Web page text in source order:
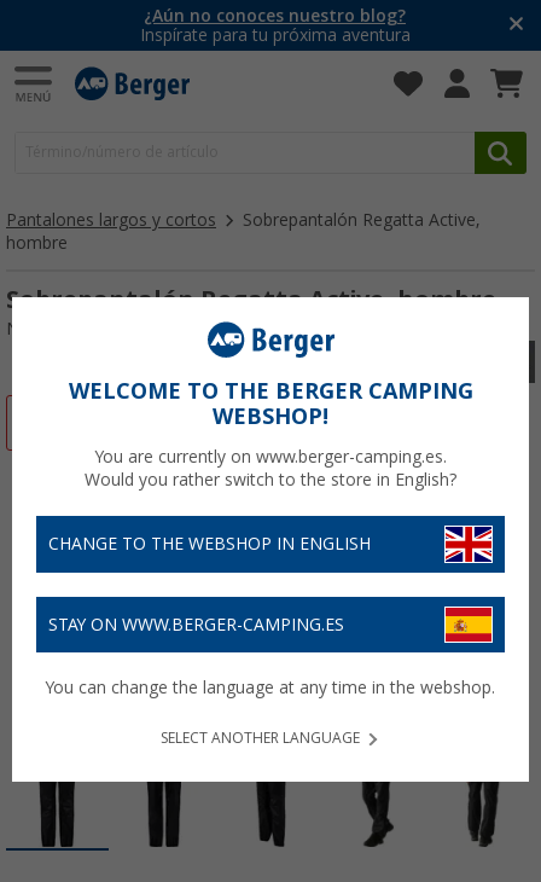
¿Aún no conoces nuestro blog?
Inspírate para tu próxima aventura
Pantalones largos y cortos
Sobrepantalón Regatta Active,
hombre
Sobrepantalón Regatta Active, hombre
Nº de artículo 106467XXXL
WELCOME TO THE BERGER CAMPING
WEBSHOP!
You are currently on www.berger-camping.es.
Would you rather switch to the store in English?
CHANGE TO THE WEBSHOP IN ENGLISH
STAY ON WWW.BERGER-CAMPING.ES
You can change the language at any time in the webshop.
SELECT ANOTHER LANGUAGE